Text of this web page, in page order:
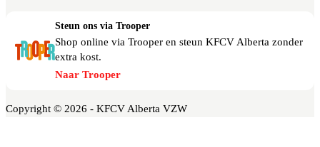
Steun ons via Trooper
Shop online via Trooper en steun KFCV Alberta zonder
extra kost.
Naar Trooper
Copyright © 2026 - KFCV Alberta VZW